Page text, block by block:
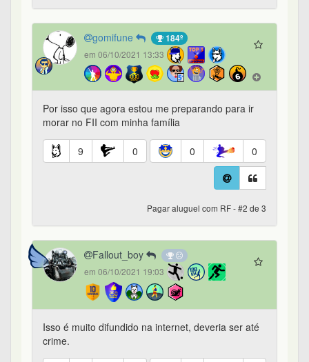
gomifune 184º
em 06/10/2021 13:33
Por isso que agora estou me preparando para ir
morar no FII com minha família
9 0 0 0
Pagar aluguel com RF - #2 de 3
Fallout_boy
em 06/10/2021 19:03
Isso é muito difundido na internet, deveria ser até
crime.